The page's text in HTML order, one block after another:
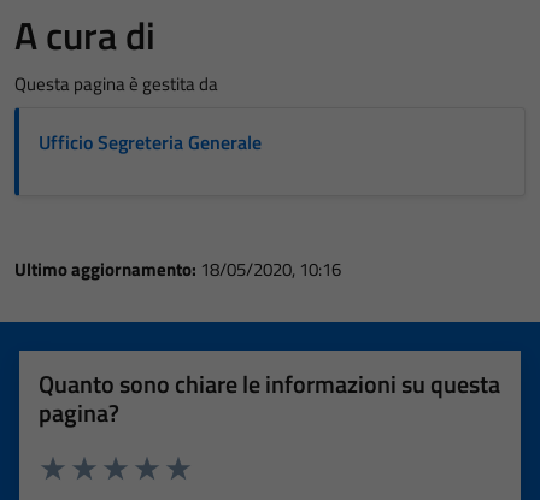
A cura di
Questa pagina è gestita da
Ufficio Segreteria Generale
Ultimo aggiornamento: 18/05/2020, 10:16
Quanto sono chiare le informazioni su questa
pagina?